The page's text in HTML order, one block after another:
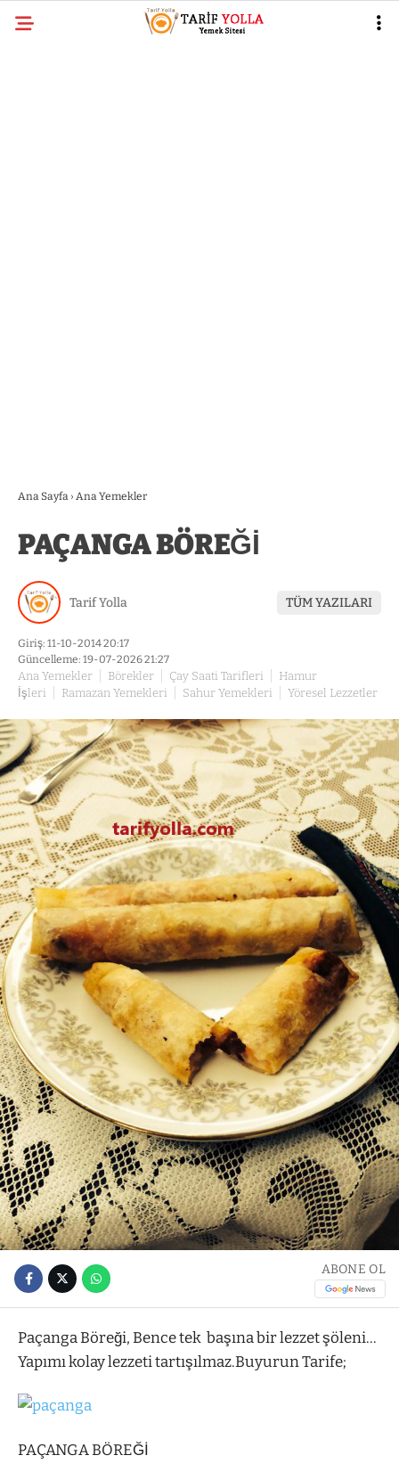
Ana Sayfa › Ana Yemekler
PAÇANGA BÖREĞİ
Tarif Yolla TÜM YAZILARI
Giriş: 11-10-2014 20:17
Güncelleme: 19-07-2026 21:27
Ana Yemekler Börekler Çay Saati Tarifleri
Hamur
İşleri
Ramazan Yemekleri Sahur Yemekleri Yöresel Lezzetler
ABONE OL
Paçanga Böreği, Bence tek başına bir lezzet şöleni…
Yapımı kolay lezzeti tartışılmaz.Buyurun Tarife;
PAÇANGA BÖREĞİ